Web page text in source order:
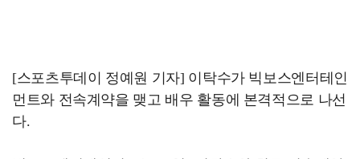
[스포츠투데이 정예원 기자] 이탁수가 빅보스엔터테인
먼트와 전속계약을 맺고 배우 활동에 본격적으로 나선
다.